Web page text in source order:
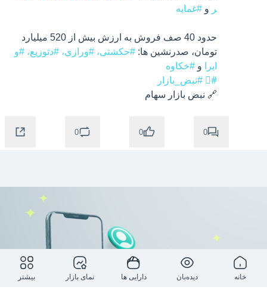
ر و #غمایه
تومان، صدرنشین ها: #حکشتی، #ورازی، #دتوزیع، #و
ایرا
و #خکاوه
#⃣ #نبض_بازار
🔗 نبض بازار سهام
0
0
0
خانه دیده‌بان دارایی ها نمای بازار بیشتر